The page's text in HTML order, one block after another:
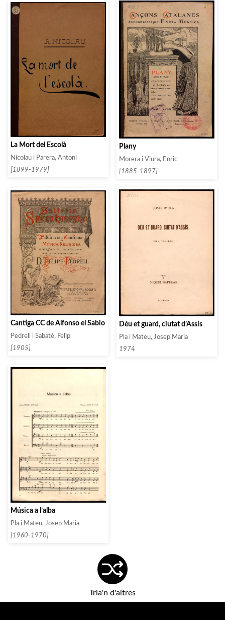
La Mort del Escolà
Nicolau i Parera, Antoni
[1899-1979]
Plany
Morera i Viura, Enric
[1885-1897]
Cantiga CC de Alfonso el Sabio
Pedrell i Sabaté, Felip
[1905]
Déu et guard, ciutat d’Assís
Pla i Mateu, Josep Maria
1974
Música a l’alba
Pla i Mateu, Josep Maria
[1960-1970]
Tria'n d'altres